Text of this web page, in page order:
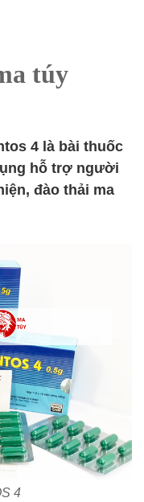
túy
4 là bài thuốc
hỗ trợ người
đào thải ma
4